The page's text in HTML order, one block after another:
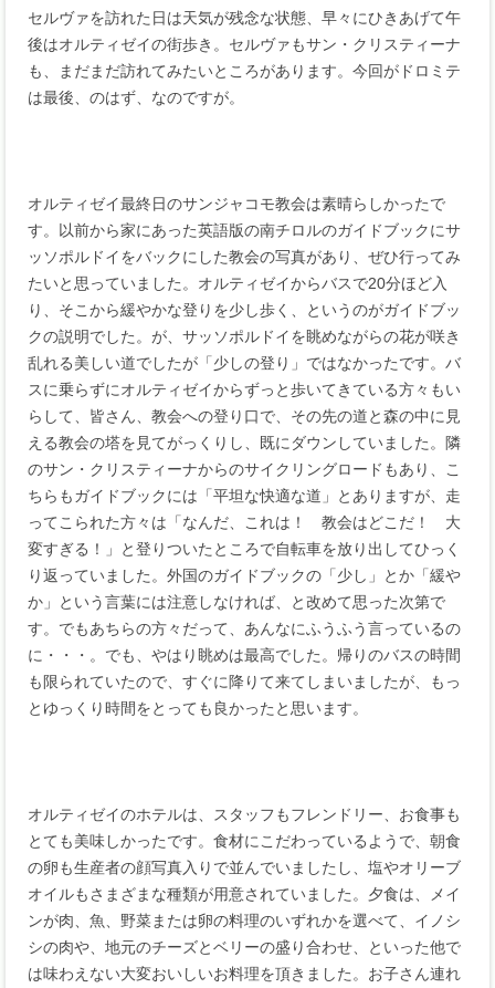
セルヴァを訪れた日は天気が残念な状態、早々にひきあげて午
後はオルティゼイの街歩き。セルヴァもサン・クリスティーナ
も、まだまだ訪れてみたいところがあります。今回がドロミテ
は最後、のはず、なのですが。
オルティゼイ最終日のサンジャコモ教会は素晴らしかったで
す。以前から家にあった英語版の南チロルのガイドブックにサ
ッソポルドイをバックにした教会の写真があり、ぜひ行ってみ
たいと思っていました。オルティゼイからバスで20分ほど入
り、そこから緩やかな登りを少し歩く、というのがガイドブッ
クの説明でした。が、サッソポルドイを眺めながらの花が咲き
乱れる美しい道でしたが「少しの登り」ではなかったです。バ
スに乗らずにオルティゼイからずっと歩いてきている方々もい
らして、皆さん、教会への登り口で、その先の道と森の中に見
える教会の塔を見てがっくりし、既にダウンしていました。隣
のサン・クリスティーナからのサイクリングロードもあり、こ
ちらもガイドブックには「平坦な快適な道」とありますが、走
ってこられた方々は「なんだ、これは！ 教会はどこだ！ 大
変すぎる！」と登りついたところで自転車を放り出してひっく
り返っていました。外国のガイドブックの「少し」とか「緩や
か」という言葉には注意しなければ、と改めて思った次第で
す。でもあちらの方々だって、あんなにふうふう言っているの
に・・・。でも、やはり眺めは最高でした。帰りのバスの時間
も限られていたので、すぐに降りて来てしまいましたが、もっ
とゆっくり時間をとっても良かったと思います。
オルティゼイのホテルは、スタッフもフレンドリー、お食事も
とても美味しかったです。食材にこだわっているようで、朝食
の卵も生産者の顔写真入りで並んでいましたし、塩やオリーブ
オイルもさまざまな種類が用意されていました。夕食は、メイ
ンが肉、魚、野菜または卵の料理のいずれかを選べて、イノシ
シの肉や、地元のチーズとベリーの盛り合わせ、といった他で
は味わえない大変おいしいお料理を頂きました。お子さん連れ